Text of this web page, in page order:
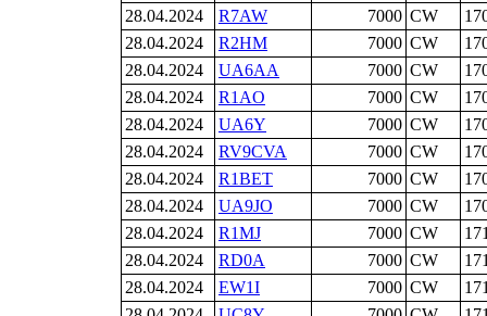
28.04.2024
R7AW 7000 CW
28.04.2024
R2HM 7000 CW
28.04.2024
UA6AA 7000 CW
28.04.2024
R1AO 7000 CW
28.04.2024
UA6Y 7000 CW
28.04.2024
RV9CVA 7000 CW
28.04.2024
R1BET 7000 CW
28.04.2024
UA9JO 7000 CW
28.04.2024
R1MJ 7000 CW
28.04.2024
RD0A 7000 CW
28.04.2024
EW1I 7000 CW